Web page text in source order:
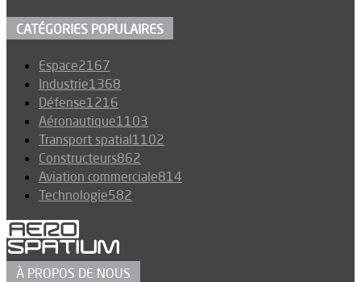
CATÉGORIES POPULAIRES
Espace2167
Industrie1368
Défense1216
Aéronautique1103
Transport spatial1102
Constructeurs862
Aviation commerciale814
Technologie582
À PROPOS DE NOUS